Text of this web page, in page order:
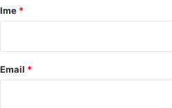
r
Ime *
Email *